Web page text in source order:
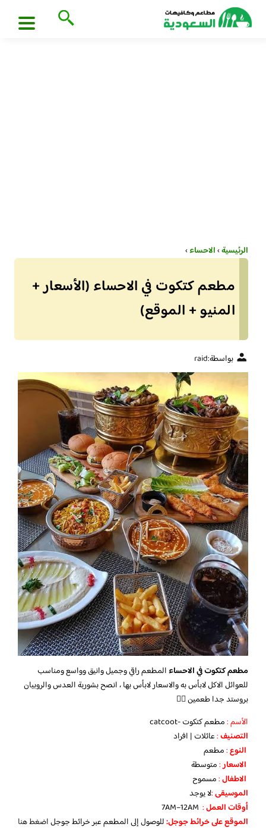
الرئيسية›الاحساء›
مطعم كتكوت في الاحساء (الأسعار +
المنيو + الموقع)
بواسطة:raid
مطعم كتكوت في الاحساءالمطعم راقي وجميل وانيق وواسع ومناسب
للعوائل الاكل لابأس به والاسعار لابأس بها ، انصح بشوربة العدس والروبيان
بروستد جدا طعمين 👌🏻
الأسم :مطعم كتكوت -catcoot
التصنيف:عائلات | افراد
النوع:مطعم
الاسعار:متوسطة
الاطفال:مسموح
الموسيقى:لايوجد
‏أوقات العمل:
الموقع على خرائط جوجل:للوصول إلى المطعم عبر خرائط جوجلاضغط هنا